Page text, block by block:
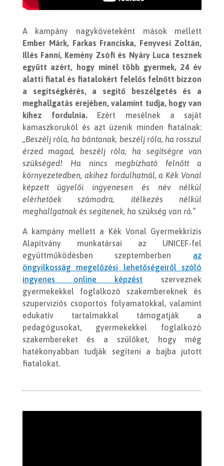
A kampány nagyköveteként mások mellett
Ember Márk, Farkas Franciska, Fenyvesi Zoltán,
Illés Fanni, Kemény Zsófi és Nyáry Luca tesznek
együtt azért, hogy minél több gyermek, 24 év
alatti fiatal és fiatalokért felelős felnőtt bízzon
a segítségkérés, a segítő beszélgetés és a
meghallgatás erejében, valamint tudja, hogy van
kihez fordulnia. Ezért mesélnek a saját
kamaszkorukól és azt üzenik minden fiatalnak:
„Beszélj róla, ha bántanak, beszélj róla, ha rosszul
érzed magad, beszélj róla, ha segítségre van
szükséged! Ha nincs megbízható felnőtt a
környezetedben, akihez fordulhatnál, a Kék Vonal
képzett ügyelői ingyenesen és név nélkül
elérhetőek számodra, ítélkezés nélkül
meghallgatnak és segítenek, ha szükség van rá.”
A kampány mellett a Kék Vonal Gyermekkrízis
Alapítvány munkatársai az UNICEF-fel
együttműködésben szeptemberben az
öngyilkosság megelőzési lehetőségeiről szóló
ingyenes online képzést szerveznek
gyermekekkel foglalkozó szakembereknek és
szuperviziós csoportos folyamatokkal, valamint
edukatív tartalmakkal támogatják a
pedagógusokat, gyermekekkel foglalkozó
szakembereket és a szülőket, hogy még
hatékonyabban tudják segíteni a bajba jutott
fiatalokat.